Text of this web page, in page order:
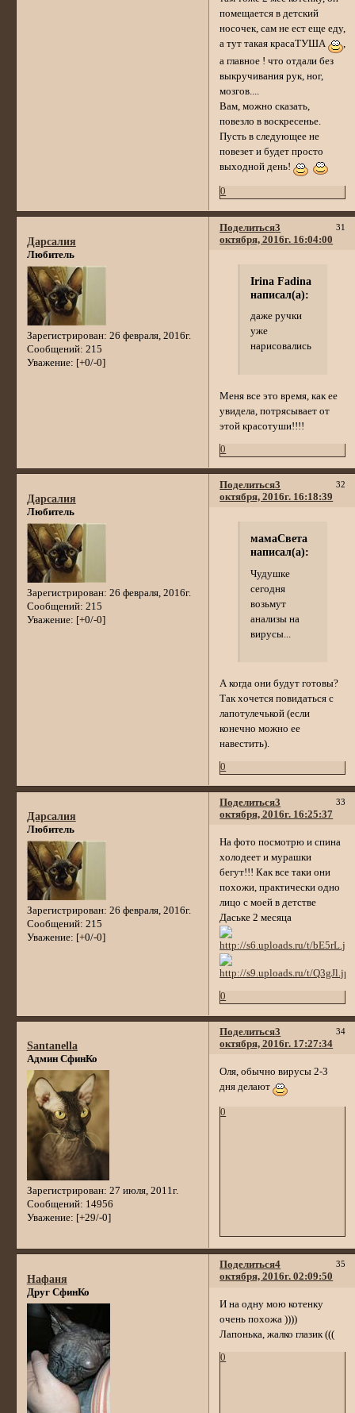
помещается в детский
носочек, сам не ест еще еду,
а тут такая красаТУША
а главное ! что отдали без
выкручивания рук, ног,
мозгов....
Вам, можно сказать,
повезло в воскресенье.
Пусть в следующее не
повезет и будет просто
выходной день!
0
Поделиться 31
3
октября, 2016г. 16:04:00
Дарсалия
Любитель
Зарегистрирован: 26 февраля, 2016г.
Сообщений: 215
Уважение: [+0/-0]
Irina Fadina
написал(а):
даже ручки
уже
нарисовались
Меня все это время, как ее
увидела, потрясывает от
этой красотуши!!!!
0
Поделиться 32
3
октября, 2016г. 16:18:39
Дарсалия
Любитель
Зарегистрирован: 26 февраля, 2016г.
Сообщений: 215
Уважение: [+0/-0]
мамаСвета
написал(а):
Чудушке
сегодня
возьмут
анализы на
вирусы...
А когда они будут готовы?
Так хочется повидаться с
лапотулечькой (если
конечно можно ее
навестить).
0
Поделиться 33
3
октября, 2016г. 16:25:37
Дарсалия
Любитель
Зарегистрирован: 26 февраля, 2016г.
Сообщений: 215
Уважение: [+0/-0]
На фото посмотрю и спина
холодеет и мурашки
бегут!!! Как все таки они
похожи, практически одно
лицо с моей в детстве
Даське 2 месяца
0
Поделиться 34
3
октября, 2016г. 17:27:34
Santanella
Админ СфинКо
Зарегистрирован: 27 июля, 2011г.
Сообщений: 14956
Уважение: [+29/-0]
Оля, обычно вирусы 2-3
дня делают
0
Поделиться 35
4
октября, 2016г. 02:09:50
Нафаня
Друг СфинКо
И на одну мою котенку
очень похожа ))))
Лапонька, жалко глазик (((
0